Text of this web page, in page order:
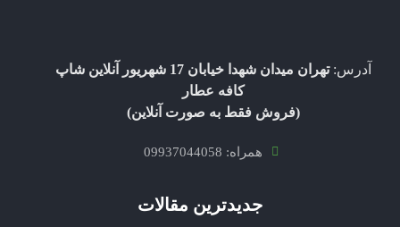
آدرس:
تهران میدان شهدا خیابان 17 شهریور آنلاین شاپ
کافه عطار
(فروش فقط به صورت آنلاین)
همراه: 09937044058
جدیدترین مقالات